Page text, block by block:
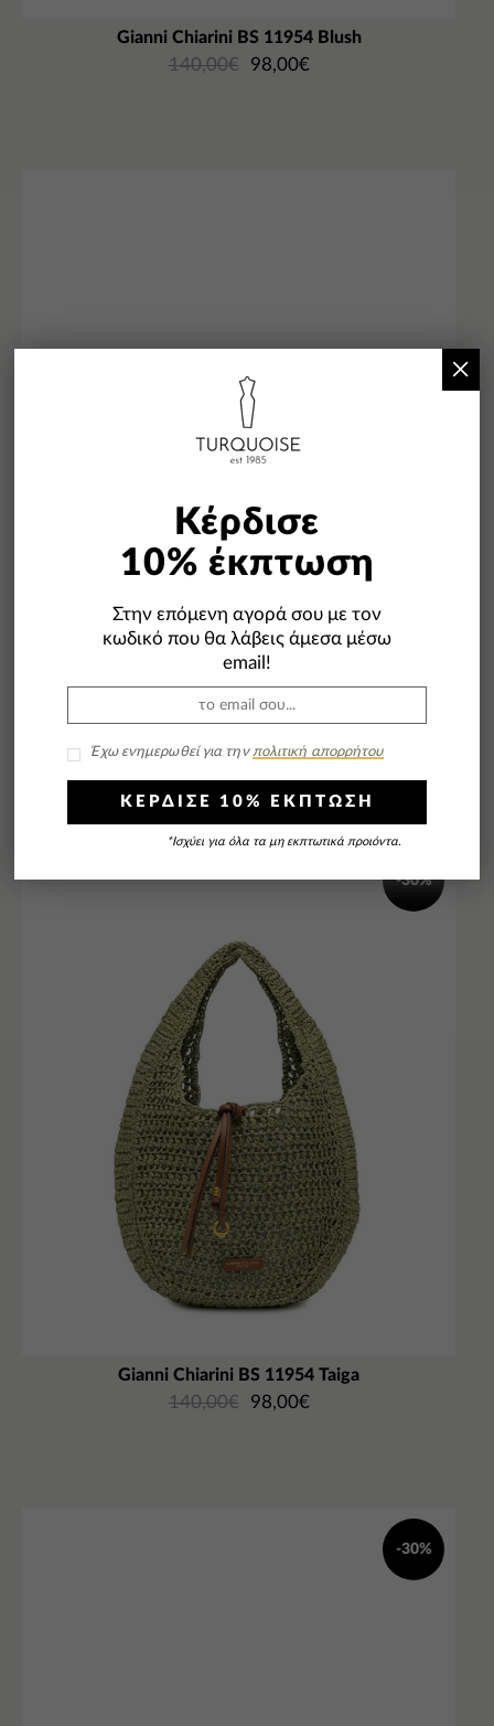
Gianni Chiarini BS 11954 Blush
140,00€ 98,00€
OUT OF STOCK
Gianni Chiarini BS 11950 Taiga
-30%
Gianni Chiarini BS 11954 Taiga
140,00€ 98,00€
-30%
Κέρδισε
10% έκπτωση
Στην επόμενη αγορά σου με τον
κωδικό που θα λάβεις άμεσα μέσω
email!
Έχω ενημερωθεί για τηνπολιτική απορρήτου
ΚΕΡΔΙΣΕ 10% ΕΚΠΤΩΣΗ
*Ισχύει για όλα τα μη εκπτωτικά προιόντα.
×